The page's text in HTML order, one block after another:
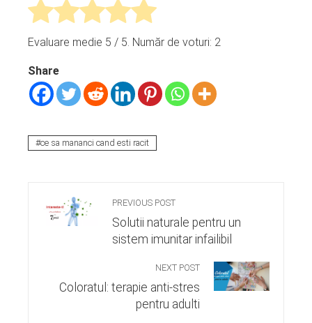
Evaluare medie 5 / 5. Număr de voturi: 2
Share
ce sa mananci cand esti racit
PREVIOUS POST
Solutii naturale pentru un
sistem imunitar infailibil
NEXT POST
Coloratul: terapie anti-stres
pentru adulti